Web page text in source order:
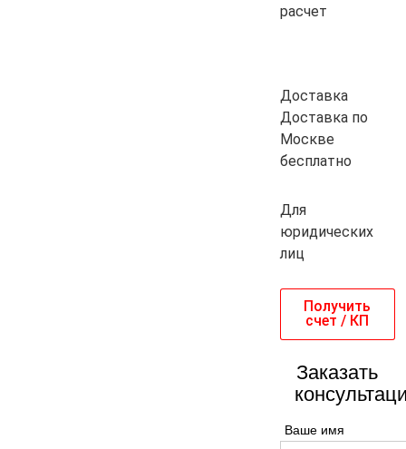
расчет
Доставка
Доставка по
Москве
бесплатно
Для
юридических
лиц
Получить
счет / КП
Заказать
Ваше имя